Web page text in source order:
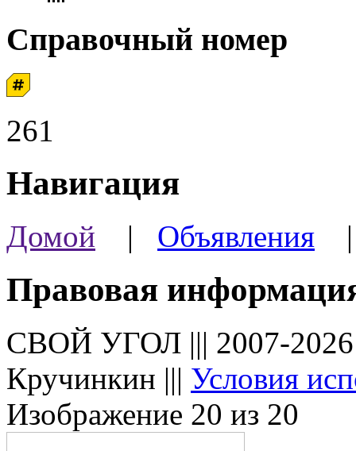
Справочный номер
261
Навигация
Домой | Объявления
Правовая
СВОЙ УГОЛ ||| 2007-
Кручинкин ||| Условия
Изображение 20 из 20